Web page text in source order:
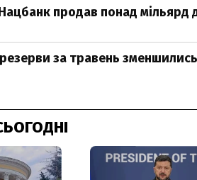
продав понад мільярд
за травень